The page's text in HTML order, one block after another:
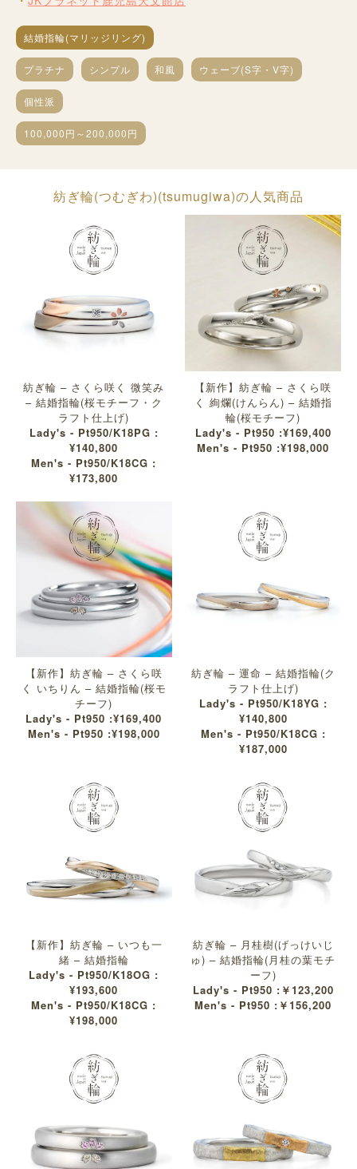
結婚指輪(マリッジリング)
プラチナ シンプル 和風 ウェーブ(S字・V字)
個性派
100,000円～200,000円
紡ぎ輪(つむぎわ)(tsumugiwa)の人気商品
紡ぎ輪 – さくら咲く 微笑み
– 結婚指輪(桜モチーフ・ク
ラフト仕上げ)
Lady's - Pt950/K18PG :
¥140,800
Men's - Pt950/K18CG :
¥173,800
【新作】紡ぎ輪 – さくら咲
く 絢爛(けんらん) – 結婚指
輪(桜モチーフ)
Lady's - Pt950 :¥169,400
Men's - Pt950 :¥198,000
【新作】紡ぎ輪 – さくら咲
く いちりん – 結婚指輪(桜モ
チーフ)
Lady's - Pt950 :¥169,400
Men's - Pt950 :¥198,000
紡ぎ輪 – 運命 – 結婚指輪(ク
ラフト仕上げ)
Lady's - Pt950/K18YG :
¥140,800
Men's - Pt950/K18CG :
¥187,000
【新作】紡ぎ輪 – いつも一
緒 – 結婚指輪
Lady's - Pt950/K18OG :
¥193,600
Men's - Pt950/K18CG :
¥198,000
紡ぎ輪 – 月桂樹(げっけいじ
ゅ) – 結婚指輪(月桂の葉モチ
ーフ)
Lady's - Pt950 :￥123,200
Men's - Pt950 :￥156,200